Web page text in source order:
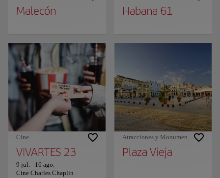
Malecón Habana 61
Cine
VIVARTES 23
9 jul. - 16 ago.
Cine Charles Chaplin
Atracciones y Monumentos
Plaza Vieja